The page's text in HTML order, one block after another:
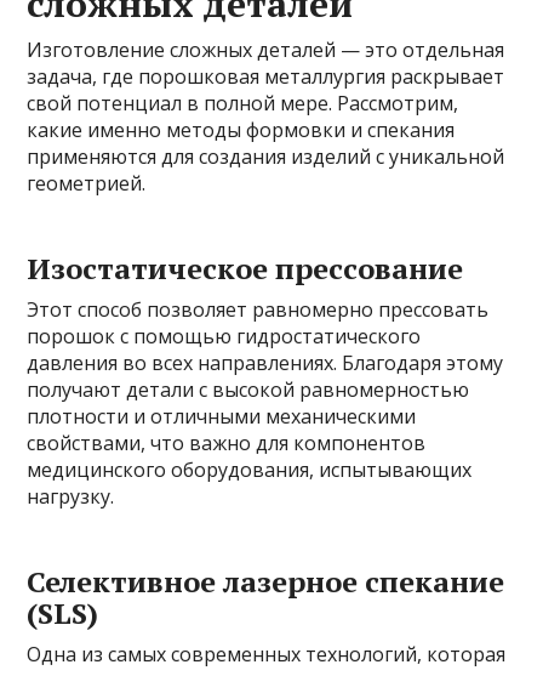
Изготовление сложных деталей — это отдельная
задача, где порошковая металлургия раскрывает
свой потенциал в полной мере. Рассмотрим,
какие именно методы формовки и спекания
применяются для создания изделий с уникальной
геометрией.
Изостатическое прессование
Этот способ позволяет равномерно прессовать
порошок с помощью гидростатического
давления во всех направлениях. Благодаря этому
получают детали с высокой равномерностью
плотности и отличными механическими
свойствами, что важно для компонентов
медицинского оборудования, испытывающих
нагрузку.
Селективное лазерное спекание
(SLS)
Одна из самых современных технологий, которая